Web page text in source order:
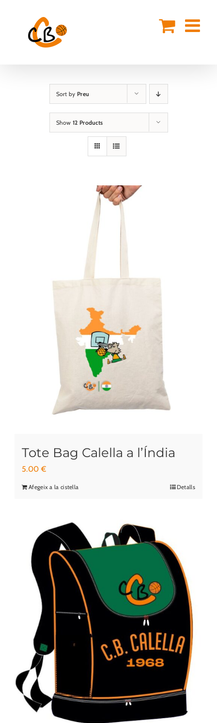
Sort by Preu
Show 12 Products
Tote Bag Calella a l’Índia
5.00€
Afegeix a la cistella Detalls